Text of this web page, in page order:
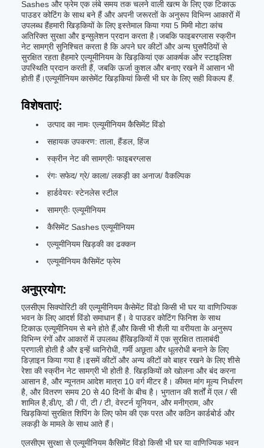
Sashes और फ्रेम एक लंबे समय तक चलने वाली खत्म के लिए एक टिकाऊ
पाउडर कोटिंग के साथ बने हैं और अपनी जरूरतों के अनुरूप विभिन्न आकारों में
उपलब्ध हैंहमारी खिड़कियों के लिए इस्तेमाल किया गया 5 मिमी मोटा कांच
अतिरिक्त सुरक्षा और इन्सुलेशन प्रदान करता है।जबकि फाइबरग्लास स्क्रीन
नेट सामग्री सुनिश्चित करता है कि अपने घर कीटों और अन्य घुसपैठियों से
सुरक्षित रहता हैहमारे एल्यूमीनियम के खिड़कियां एक आकर्षक और स्टाइलिश
उपस्थिति प्रदान करती हैं, जबकि ऊर्जा कुशल और बनाए रखने में आसान भी
होती हैं।एल्यूमीनियम कासेमेंट खिड़कियां किसी भी घर के लिए सही विकल्प हैं.
विशेषताएं:
उत्पाद का नामः एल्यूमीनियम कैसिमेंट विंडो
सहायक उपकरण: ताला, हैंडल, हिंज
स्क्रीन नेट की सामग्रीः फाइबरग्लास
रंगः सफेद/ ग्रे/ काला/ लकड़ी का अनाज/ वैकल्पिक
हार्डवेयरः स्टेनलेस स्टील
सामग्रीः एल्यूमीनियम
कैसिमेंट Sashes एल्यूमीनियम
एल्यूमीनियम खिड़की का ढक्कन
एल्यूमीनियम कैसिमेंट फ्रेम
अनुप्रयोग:
एलसीएम सिक्योरिटी की एल्यूमीनियम कैसेमेंट विंडो किसी भी घर या वाणिज्यिक
भवन के लिए आदर्श विंडो समाधान हैं। वे पाउडर कोटिंग फिनिश के साथ
टिकाऊ एल्यूमीनियम से बने होते हैं,और किसी भी शैली या वरीयता के अनुरूप
विभिन्न रंगों और आकारों में उपलब्ध हैंखिड़कियों में एक सुरक्षित तालाबंदी
प्रणाली होती है और इन्हें ध्वनिरोधी, गर्मी अछूता और धूलरोधी बनाने के लिए
डिज़ाइन किया गया है।इसमें कीटों और अन्य कीटों को बाहर रखने के लिए शीसे
रेशा की स्क्रीन नेट सामग्री भी होती है. खिड़कियों को खोलना और बंद करना
आसान है, और न्यूनतम आदेश मात्रा 10 वर्ग मीटर है। कीमत मांग मूल्य निर्धारण
है, और वितरण समय 20 से 40 दिनों के बीच है। भुगतान की शर्तों में एल / सी
शामिल है,डी/ए, डी / पी, टी / टी, वेस्टर्न यूनियन, और मनीग्राम, और
खिड़कियां सुरक्षित शिपिंग के लिए फोम की एक परत और कठिन कार्डबोर्ड और
लकड़ी के मामले के साथ आते हैं।
एलसीएम सुरक्षा से एल्यूमीनियम कैसिमेंट विंडो किसी भी घर या वाणिज्यिक भवन